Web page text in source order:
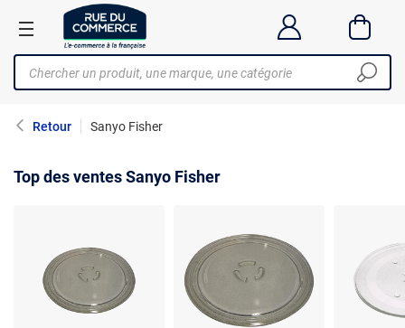
Retour Sanyo Fisher
Top des ventes Sanyo Fisher